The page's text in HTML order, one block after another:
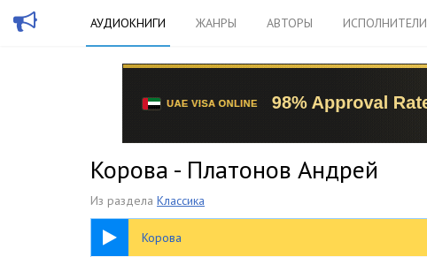
АУДИОКНИГИ ЖАНРЫ АВТОРЫ ИСПОЛНИТЕЛИ
Корова - Платонов Андрей
Из раздела Классика
Корова
25:49